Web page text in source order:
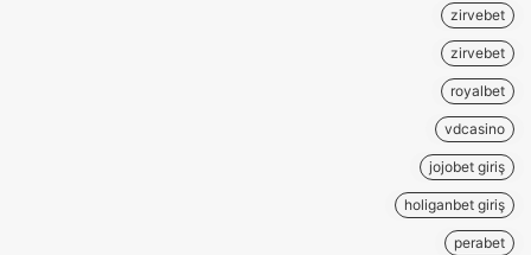
zirvebet
zirvebet
royalbet
vdcasino
jojobet giriş
holiganbet giriş
perabet